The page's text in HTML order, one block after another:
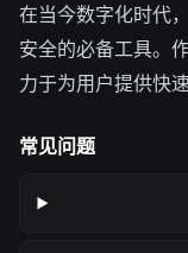
在当今数字化时代
安全的必备工具。
力于为用户提供快
常见问题